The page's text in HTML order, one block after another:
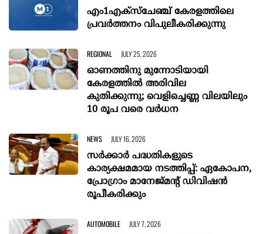
എം1എക്സ്ചേഞ്ച് കേരളത്തിലെ
പ്രവർത്തനം വിപുലീകരിക്കുന്നു
REGIONAL JULY 25, 2026
ഓണത്തിനു മുന്നോടിയായി
കേരളത്തിൽ അരിവില
കുതിക്കുന്നു; വെളിച്ചെണ്ണ വിലയിലും
10 രൂപ വരെ വർധന
NEWS JULY 16, 2026
സര്‍ക്കാര്‍ പദ്ധതികളുടെ
കാര്യക്ഷമമായ നടത്തിപ്പ്: ഏകോപന,
പ്രോഗ്രാം മാനേജ്മന്‍റ് ഡിവിഷന്‍
രൂപീകരിക്കും
AUTOMOBILE JULY 7, 2026